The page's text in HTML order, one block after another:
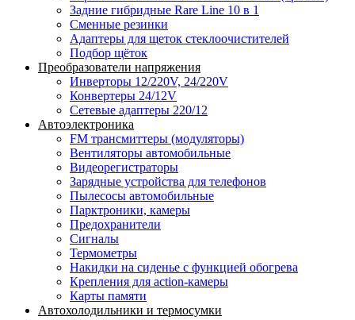
Задние гибридные Rare Line 10 в 1
Сменные резинки
Адаптеры для щеток стеклоочистителей
Подбор щёток
Преобразователи напряжения
Инверторы 12/220V, 24/220V
Конвертеры 24/12V
Сетевые адаптеры 220/12
Автоэлектроника
FM трансмиттеры (модуляторы)
Вентиляторы автомобильные
Видеорегистраторы
Зарядные устройства для телефонов
Пылесосы автомобильные
Парктроники, камеры
Предохранители
Сигналы
Термометры
Накидки на сиденье с функцией обогрева
Крепления для action-камеры
Карты памяти
Автохолодильники и термосумки